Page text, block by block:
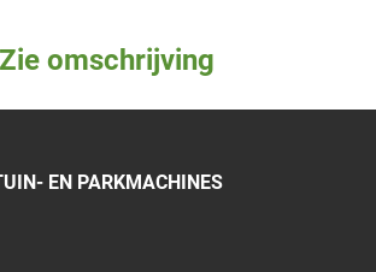
Zie omschrijving
EN PARKMACHINES